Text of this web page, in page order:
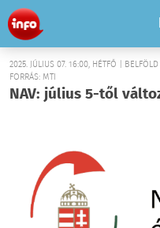
2025. JÚLIUS 07. 16:00, HÉTFŐ | BELFÖLD
FORRÁS: MTI
NAV: július 5-től